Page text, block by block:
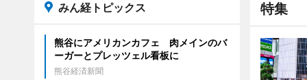
特集
みん経トピックス
熊谷にアメリカンカフェ 肉メインのバ
ーガーとプレッツェル看板に
熊谷経済新聞